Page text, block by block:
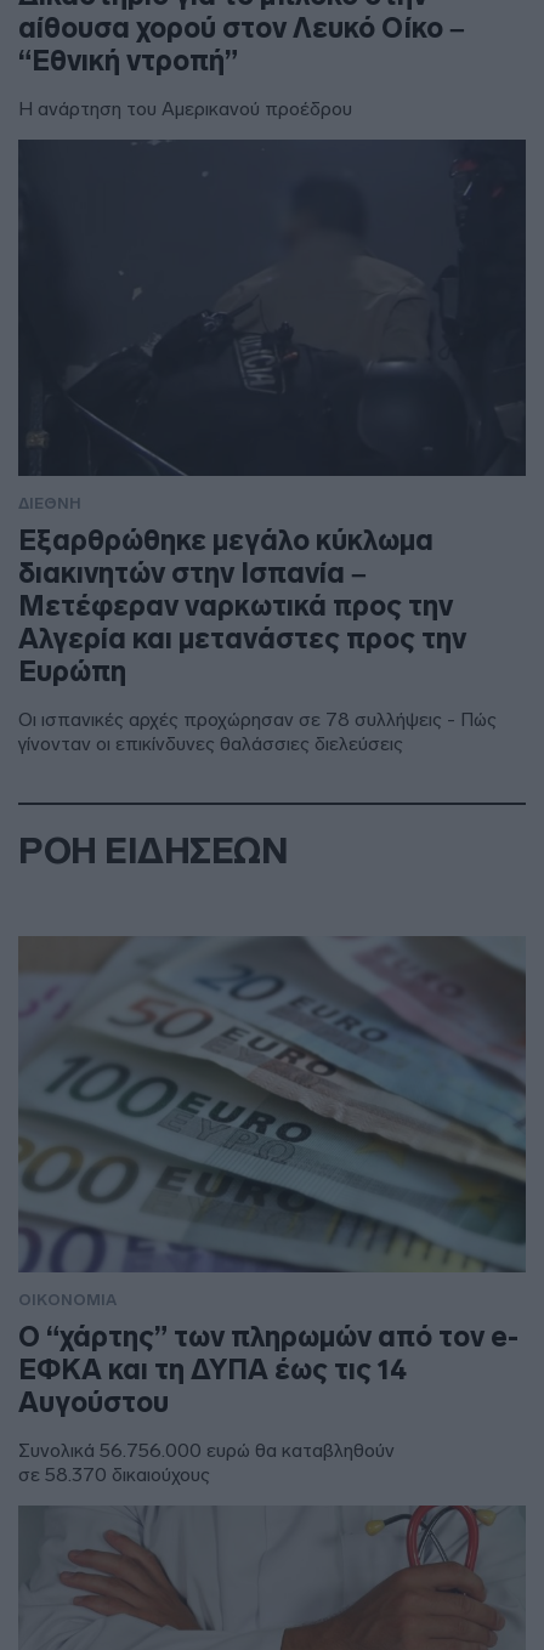
αίθουσα χορού στον Λευκό Οίκο –
“Εθνική ντροπή”
Η ανάρτηση του Αμερικανού προέδρου
ΔΙΕΘΝΗ
Εξαρθρώθηκε μεγάλο κύκλωμα
διακινητών στην Ισπανία –
Μετέφεραν ναρκωτικά προς την
Αλγερία και μετανάστες προς την
Ευρώπη
Οι ισπανικές αρχές προχώρησαν σε 78 συλλήψεις - Πώς
γίνονταν οι επικίνδυνες θαλάσσιες διελεύσεις
ΡΟΗ ΕΙΔΗΣΕΩΝ
ΟΙΚΟΝΟΜΙΑ
Ο “χάρτης” των πληρωμών από τον e-
ΕΦΚΑ και τη ΔΥΠΑ έως τις 14
Αυγούστου
Συνολικά 56.756.000 ευρώ θα καταβληθούν
σε 58.370 δικαιούχους